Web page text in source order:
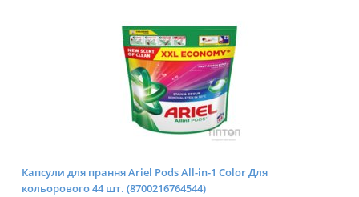
Капсули для прання Ariel Pods All-in-1 Color Для
кольорового 44 шт. (8700216764544)